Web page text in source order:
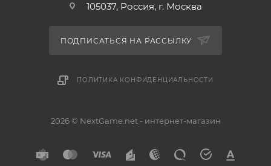
* 24K Magic – Bruno Mars
* Naughty Girl – Beyonc
* Love Ward – Hatsune Miku
105037, Россия, г. Москва
ПОДПИСАТЬСЯ НА РАССЫЛКУ
ПОЛИТИКА КОНФИДЕНЦИАЛЬНОСТИ
2026 © NextGame.net - интернет-магазин